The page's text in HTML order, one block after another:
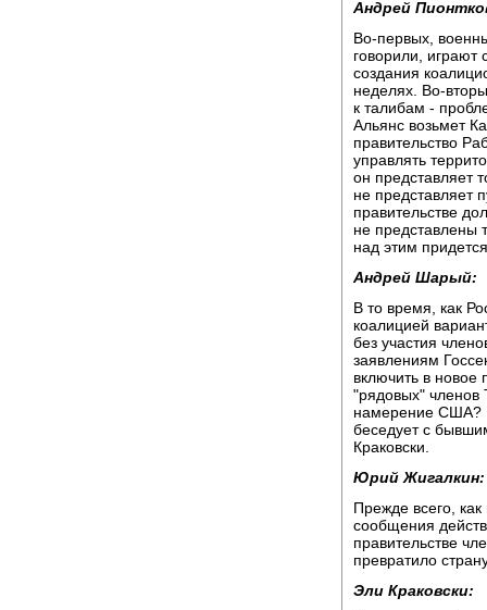
Андрей
Во-первых,
говорили, играют
создания
неделях. Во-
к талибам -
Альянс возьмет
правительство
управлять
он представляет
не представляет
правительстве
не представлены
над этим
Андрей Шарый:
В то время, как
коалицией
без участия
заявлениям
включить в новое
"рядовых" членов
намерение США?
беседует с
Краковски.
Юрий Жигалкин:
Прежде всего,
сообщения
правительстве
превратило
Эли Краковски: